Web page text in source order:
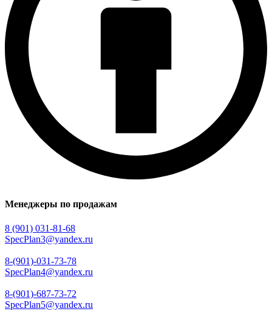
Менеджеры по продажам
8 (901) 031-81-68
SpecPlan3@yandex.ru
8-(901)-031-73-78
SpecPlan4@yandex.ru
8-(901)-687-73-72
SpecPlan5@yandex.ru